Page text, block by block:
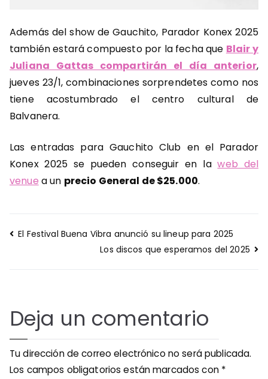
Además del show de Gauchito, Parador Konex 2025
también estará compuesto por la fecha que Blair y
Juliana Gattas compartirán el día anterior,
jueves 23/1, combinaciones sorprendetes como nos
tiene acostumbrado el centro cultural de
Balvanera.
Las entradas para Gauchito Club en el Parador
Konex 2025 se pueden conseguir en laweb del
venue a un precio General de $25.000.
Navegación
El Festival Buena Vibra anunció su lineup para 2025
Los discos que esperamos del 2025
Deja un comentario
Tu dirección de correo electrónico no será publicada.
Los campos obligatorios están marcados con *